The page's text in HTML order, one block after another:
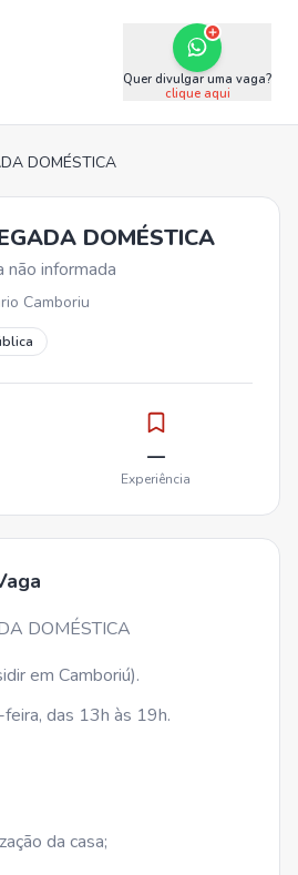
Quer divulgar uma vaga?
clique aqui
DOMÉSTICA
DOMÉSTICA
não informada
Camboriu
—
Experiência
DOMÉSTICA
em Camboriú).
das 13h às 19h.
da casa;